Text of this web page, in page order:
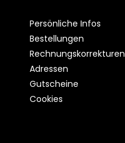
Persönliche Infos
Bestellungen
Rechnungskorrekturen
Adressen
Gutscheine
Cookies